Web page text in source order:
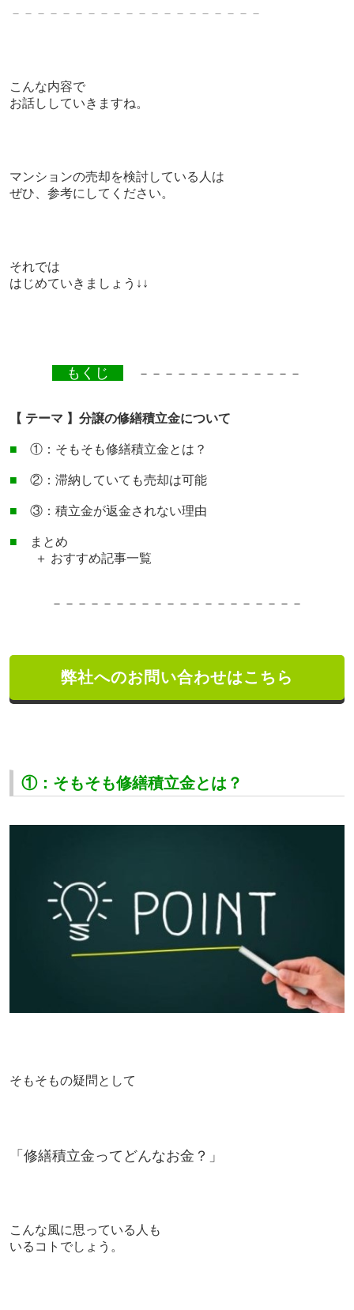
－－－－－－－－－－－－－－－－－－－－
こんな内容で
お話ししていきますね。
マンションの売却を検討している人は
ぜひ、参考にしてください。
それでは
はじめていきましょう↓↓
もくじ －－－－－－－－－－－－－
【 テーマ 】分譲の修繕積立金について
■ ①：そもそも修繕積立金とは？
■ ②：滞納していても売却は可能
■ ③：積立金が返金されない理由
■ まとめ
＋ おすすめ記事一覧
－－－－－－－－－－－－－－－－－－－－
弊社へのお問い合わせはこちら
①：そもそも修繕積立金とは？
そもそもの疑問として
「修繕積立金ってどんなお金？」
こんな風に思っている人も
いるコトでしょう。